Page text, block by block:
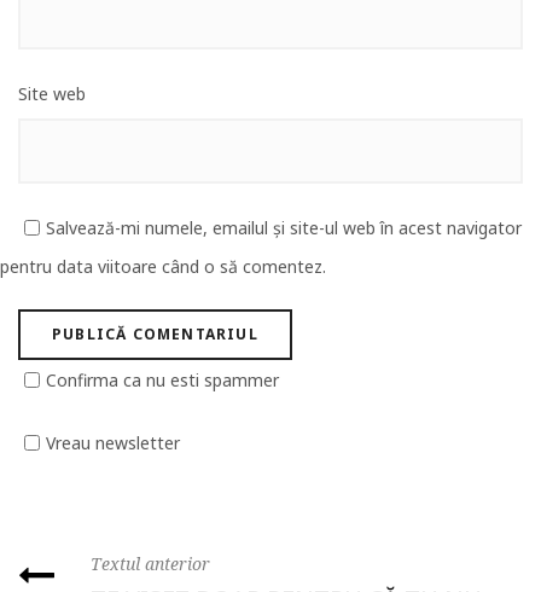
Site web
Salvează-mi numele, emailul și site-ul web în acest navigator
pentru data viitoare când o să comentez.
Confirma ca nu esti spammer
Vreau newsletter
Textul anterior